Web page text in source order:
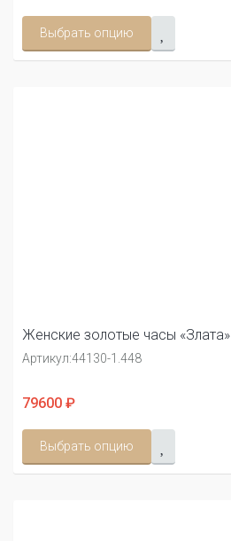
Выбрать опцию
Женские золотые часы «Злата»
Артикул:44130-1.448
79600 ₽
Выбрать опцию